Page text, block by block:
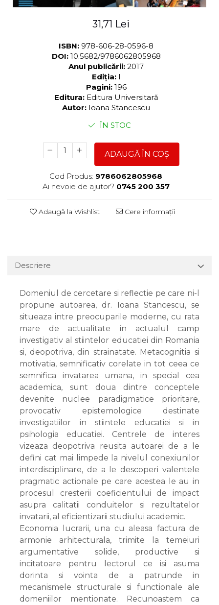
31,71 Lei
ISBN: 978-606-28-0596-8
DOI: 10.5682/9786062805968
Anul publicării: 2017
Ediția: I
Pagini: 196
Editura: Editura Universitară
Autor: Ioana Stancescu
ÎN STOC
ADAUGĂ ÎN COȘ
Cod Produs: 9786062805968
Ai nevoie de ajutor? 0745 200 357
Adaugă la Wishlist Cere informații
Descriere
Domeniul de cercetare si reflectie pe care ni-l
propune autoarea, dr. Ioana Stancescu, se
situeaza intre preocuparile moderne, cu rata
mare de actualitate in actualul camp
investigativ al stiintelor educatiei din Romania
si, deopotriva, din strainatate. Metacognitia si
motivatia, semnificativ corelate in tot ceea ce
semnifica invatarea umana, in special cea
academica, sunt doua dintre conceptele
devenite nuclee paradigmatice prioritare,
provocativ epistemologice destinate
investigatiilor in stiintele educatiei si in
psihologia educatiei. Centrele de interes
vizeaza deopotriva reusita autoarei de a le
defini cat mai limpede la nivelul conexiunilor
interdisciplinare, de a le descoperi valentele
pragmatic actionale pe care acestea le au in
procesul cresterii coeficientului de impact
asupra calitatii conduitelor si rezultatelor
invatarii, al eficientizarii studiului academic.
Economia lucrarii, una cu aleasa factura de
armonie arhitecturala, trimite la temeiuri
argumentative solide, productive si
incitatoare pentru lectorul ce isi asuma
dorinta si vointa de a patrunde in
mecanismele structurale si functionale ale
domeniilor mentionate. Recunoastem ca